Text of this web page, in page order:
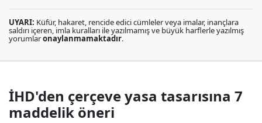
UYARI: Küfür, hakaret, rencide edici cümleler veya imalar, inançlara
saldırı içeren, imla kuralları ile yazılmamış ve büyük harflerle yazılmış
yorumlaronaylanmamaktadır.
İHD'den çerçeve yasa tasarısına 7
maddelik öneri